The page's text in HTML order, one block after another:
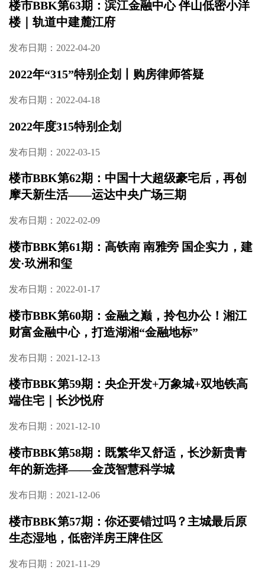
楼市BBK第64期：金霞副中心置业首选，8字头
起高性价比项目——国欣向荣广场
发布日期：2022-04-28
疫时代 新人居丨物业公司守护着你居家防疫
的“最后一百米”
发布日期：2022-04-24
楼市BBK第63期：滨江金融中心 伴山低密小洋
发布日期：2022-04-20
2022年“315”特别企划丨购房律师答疑
发布日期：2022-04-18
2022年度315特别企划
发布日期：2022-03-15
楼市BBK第62期：中国十大超级豪宅后，再创
摩天新生活——运达中央广场三期
发布日期：2022-02-09
楼市BBK第61期：高铁南 南雅旁 国企实力，建
发·玖洲和玺
发布日期：2022-01-17
楼市BBK第60期：金融之巅，拎包办公！湘江
财富金融中心，打造湖湘“金融地标”
发布日期：2021-12-13
楼市BBK第59期：央企开发+万象城+双地铁高
端住宅｜长沙悦府
发布日期：2021-12-10